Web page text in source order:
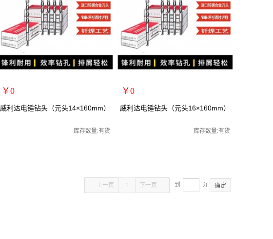
￥0
扩展说明：
威利达电锤钻头（元头14×160mm）
库存数量:有货
￥0
扩展说明：
威利达电锤钻头（元头16×160mm）
库存数量:有货
上一页 1 下一页 到 页 确定